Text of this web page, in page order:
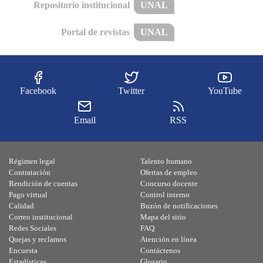
Repositorio institucional UNAL
Portal de revistas UNAL
Facebook Twitter YouTube
Email RSS
Régimen legal
Contratación
Rendición de cuentas
Pago virtual
Calidad
Talento humano
Ofertas de empleo
Concurso docente
Control interno
Buzón de notificaciones
Correo institucional
Redes Sociales
Quejas y reclamos
Encuesta
Mapa del sitio
FAQ
Atención en línea
Contáctenos